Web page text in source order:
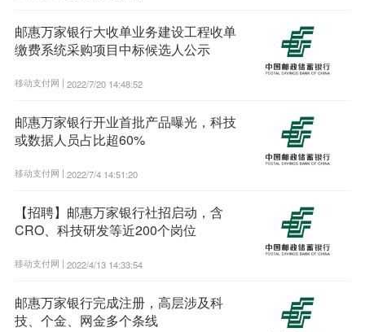
邮惠万家银行大收单业务建设工程收单
缴费系统采购项目中标候选人公示
移动支付网 | 2022/7/20 14:48:52
邮惠万家银行开业首批产品曝光，科技
或数据人员占比超60%
移动支付网 | 2022/7/4 14:51:20
【招聘】邮惠万家银行社招启动，含
CRO、科技研发等近200个岗位
移动支付网 | 2022/4/13 14:33:54
邮惠万家银行完成注册，高层涉及科
技、个金、网金多个条线